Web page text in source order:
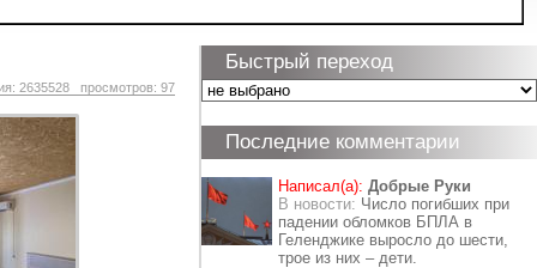
2635528 просмотров: 97
Быстрый переход
Последние комментарии
Написал(а): Добрые Руки
В новости: Число погибших при
падении обломков БПЛА в
Геленджике выросло до шести,
трое из них – дети.